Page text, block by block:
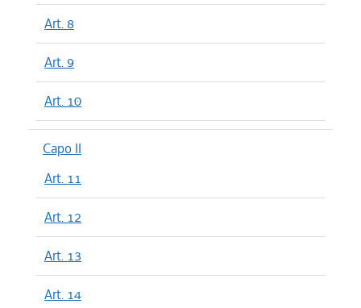
Art. 8
Art. 9
Art. 10
Capo II
Art. 11
Art. 12
Art. 13
Art. 14